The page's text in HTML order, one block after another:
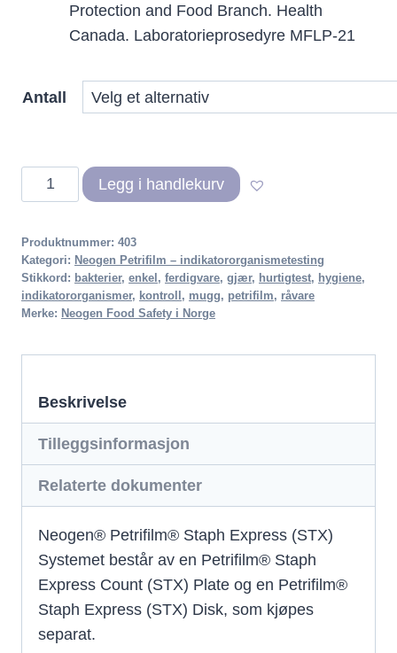
Protection and Food Branch. Health
Canada. Laboratorieprosedyre MFLP-21
Antall
Neogen
Petrifilm
Express
Confirmation
Disk
Legg i handlekurv
Produktnummer: 403
Kategori: Neogen Petrifilm – indikatororganismetesting
Stikkord: bakterier, enkel , ferdigvare, gjær, hurtigtest, hygiene,
indikatororganismer, kontroll , mugg, petrifilm, råvare
Merke: Neogen Food Safety i Norge
Beskrivelse
Tilleggsinformasjon
Relaterte dokumenter
Neogen® Petrifilm® Staph Express (STX)
Systemet består av en Petrifilm® Staph
Express Count (STX) Plate og en Petrifilm®
Staph Express (STX) Disk, som kjøpes
separat.